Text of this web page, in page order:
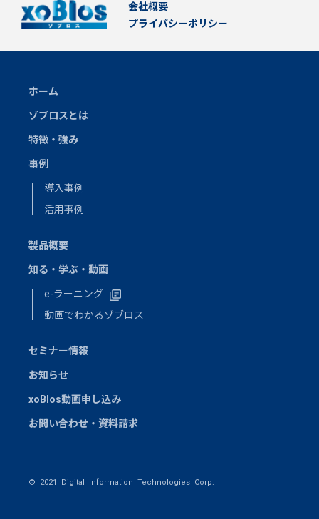
会社概要
プライバシーポリシー
ホーム
ゾブロスとは
特徴・強み
事例
導入事例
活用事例
製品概要
知る・学ぶ・動画
e-ラーニング
動画でわかるゾブロス
セミナー情報
お知らせ
xoBlos動画申し込み
お問い合わせ・資料請求
© 2021 Digital Information Technologies Corp.